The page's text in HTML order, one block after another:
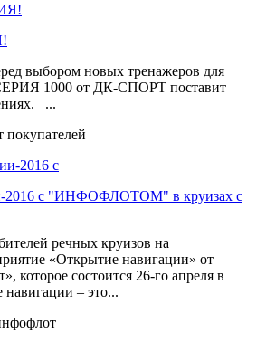
выбором новых тренажеров для
1000 от ДК-СПОРТ поставит
...
2016 с "ИНФОФЛОТОМ" в круизах с
речных круизов на
«Открытие навигации» от
которое состоится 26-го апреля в
– это...